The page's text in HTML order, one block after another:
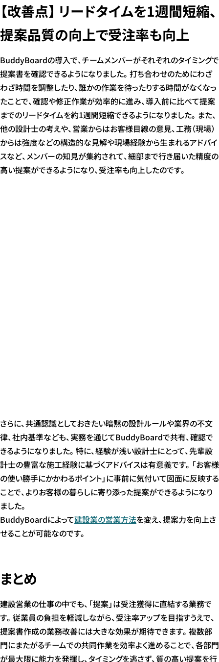
【改善点】 リードタイムを1週間短縮、
提案品質の向上で受注率も向上
BuddyBoardの導入で、チームメンバーがそれぞれのタイミングで
提案書を確認できるようになりました。打ち合わせのためにわざ
わざ時間を調整したり、誰かの作業を待ったりする時間がなくなっ
たことで、確認や修正作業が効率的に進み、導入前に比べて提案
までのリードタイムを約1週間短縮できるようになりました。また、
他の設計士の考えや、営業からはお客様目線の意見、工務（現場）
からは強度などの構造的な見解や現場経験から生まれるアドバイ
スなど、メンバーの知見が集約されて、細部まで行き届いた精度の
高い提案ができるようになり、受注率も向上したのです。
さらに、共通認識としておきたい暗黙の設計ルールや業界の不文
律、社内基準なども、実務を通じてBuddyBoardで共有、確認で
きるようになりました。特に、経験が浅い設計士にとって、先輩設
計士の豊富な施工経験に基づくアドバイスは有意義です。「お客様
の使い勝手にかかわるポイント」に事前に気付いて図面に反映する
ことで、よりお客様の暮らしに寄り添った提案ができるようになり
ました。
BuddyBoardによって建設業の営業方法を変え、提案力を向上さ
せることが可能なのです。
まとめ
建設営業の仕事の中でも、「提案」は受注獲得に直結する業務で
す。従業員の負担を軽減しながら、受注率アップを目指すうえで、
提案書作成の業務改善には大きな効果が期待できます。複数部
門にまたがるチームでの共同作業を効率よく進めることで、各部門
が最大限に能力を発揮し、タイミングを逃さず、質の高い提案を行